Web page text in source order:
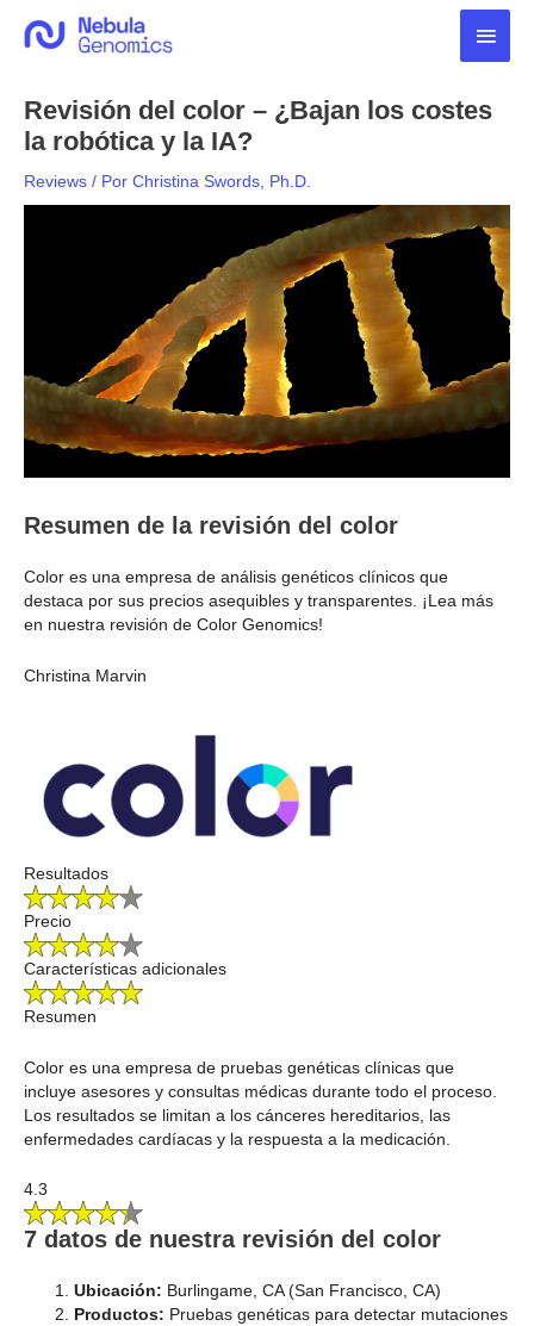
Revisión del color – ¿Bajan los costes
la robótica y la IA?
Reviews / Por Christina Swords, Ph.D.
Resumen de la revisión del color
Color es una empresa de análisis genéticos clínicos que
destaca por sus precios asequibles y transparentes. ¡Lea más
en nuestra revisión de Color Genomics!
Christina Marvin
Resultados
Precio
Características adicionales
Resumen
Color es una empresa de pruebas genéticas clínicas que
incluye asesores y consultas médicas durante todo el proceso.
Los resultados se limitan a los cánceres hereditarios, las
enfermedades cardíacas y la respuesta a la medicación.
4.3
7 datos de nuestra revisión del color
Ubicación: Burlingame, CA (San Francisco, CA)
Productos: Pruebas genéticas para detectar mutaciones